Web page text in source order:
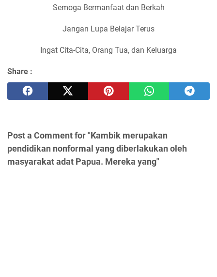
Semoga Bermanfaat dan Berkah
Jangan Lupa Belajar Terus
Ingat Cita-Cita, Orang Tua, dan Keluarga
Share :
Post a Comment for "Kambik merupakan
pendidikan nonformal yang diberlakukan oleh
masyarakat adat Papua. Mereka yang"